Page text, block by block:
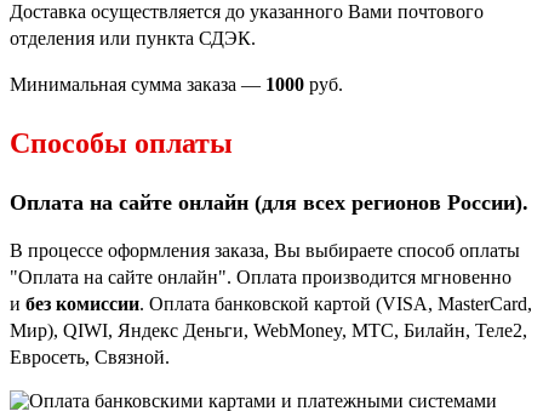
Доставка осуществляется до указанного Вами почтового
отделения или пункта СДЭК.
Минимальная сумма заказа — 1000 руб.
Способы оплаты
Оплата на сайте онлайн (для всех регионов России).
В процессе оформления заказа, Вы выбираете способ оплаты
"Оплата на сайте онлайн". Оплата производится мгновенно
и без комиссии. Оплата банковской картой (VISA, MasterCard,
Мир), QIWI, Яндекс Деньги, WebMoney, МТС, Билайн, Теле2,
Евросеть, Связной.